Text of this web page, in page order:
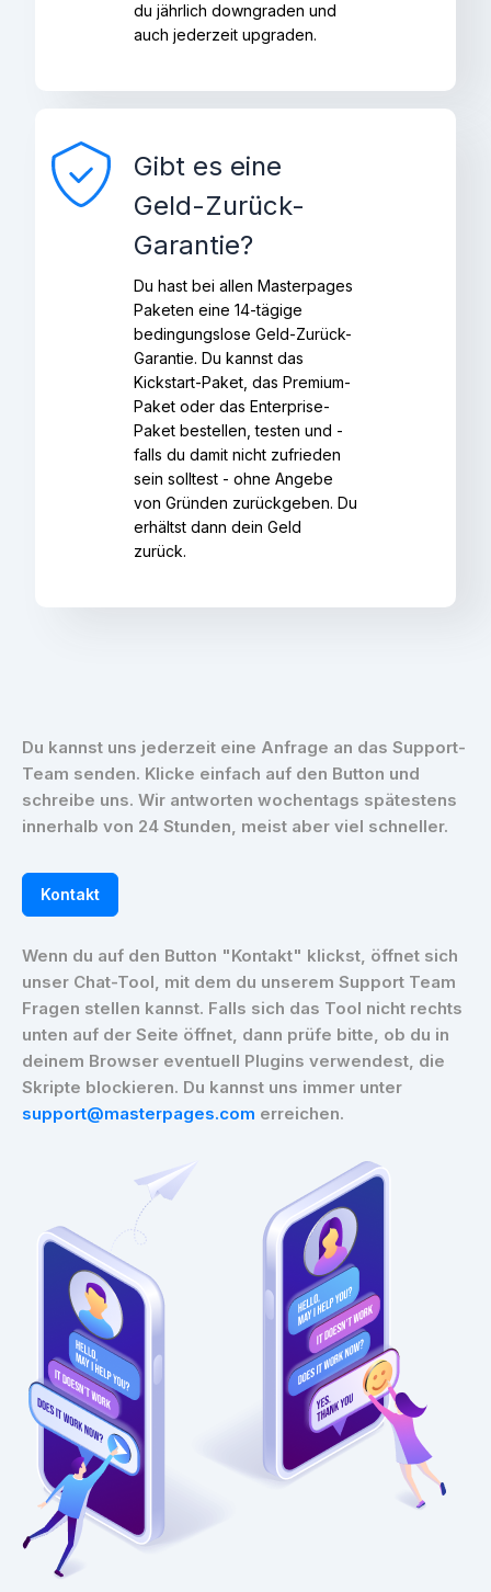
du jährlich downgraden und
auch jederzeit upgraden.
Gibt es eine
Geld-Zurück-
Garantie?
Du hast bei allen Masterpages
Paketen eine 14-tägige
bedingungslose Geld-Zurück-
Garantie. Du kannst das
Kickstart-Paket, das Premium-
Paket oder das Enterprise-
Paket bestellen, testen und -
falls du damit nicht zufrieden
sein solltest - ohne Angebe
von Gründen zurückgeben. Du
erhältst dann dein Geld
zurück.
Du kannst uns jederzeit eine Anfrage an das Support-
Team senden. Klicke einfach auf den Button und
schreibe uns. Wir antworten wochentags spätestens
innerhalb von 24 Stunden, meist aber viel schneller.
Kontakt
Wenn du auf den Button "Kontakt" klickst, öffnet sich
unser Chat-Tool, mit dem du unserem Support Team
Fragen stellen kannst. Falls sich das Tool nicht rechts
unten auf der Seite öffnet, dann prüfe bitte, ob du in
deinem Browser eventuell Plugins verwendest, die
Skripte blockieren. Du kannst uns immer unter
support@masterpages.com erreichen.